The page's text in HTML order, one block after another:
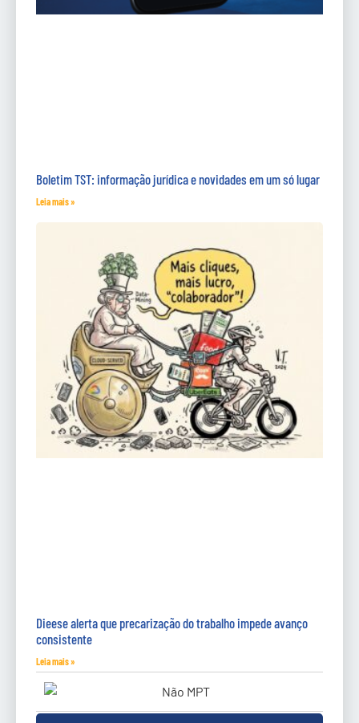
Boletim TST: informação jurídica e novidades em um só lugar
Leia mais »
Dieese alerta que precarização do trabalho impede avanço
consistente
Leia mais »